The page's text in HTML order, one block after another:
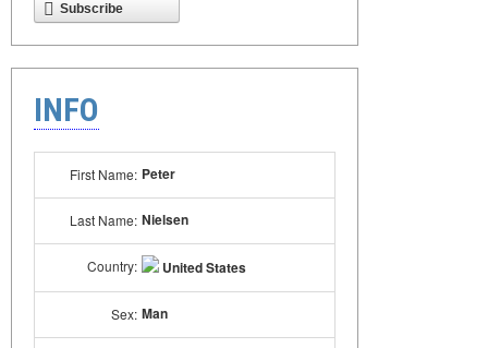
Subscribe
INFO
First Name: Peter
Last Name: Nielsen
Country: United States
Sex: Man